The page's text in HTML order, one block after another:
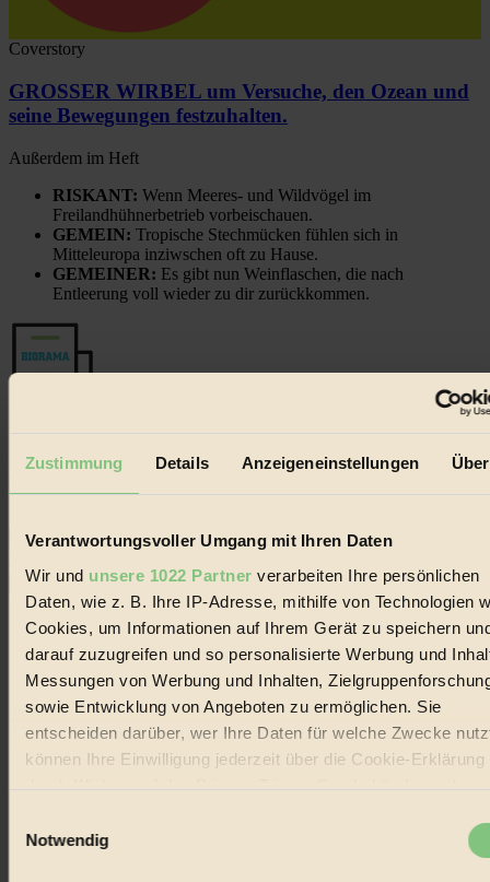
Zustimmung Details Anzeigeneinstellungen
Verantwortungsvoller Umgang mit Ihren Daten
Wir und unsere 1022 Partner verarbeiten Ihre persönlichen
Daten, wie z. B. Ihre IP-Adresse, mithilfe von Technologien
Cookies, um Informationen auf Ihrem Gerät zu speichern
darauf zuzugreifen und so personalisierte Werbung und
Messungen von Werbung und Inhalten,
sowie Entwicklung von Angeboten zu ermöglichen. Sie
entscheiden darüber, wer Ihre Daten für welche Zwecke
können Ihre Einwilligung jederzeit über die Cookie-Erklärung
durch Klicken auf das Privacy Trigger Symbol ändern oder
Notwendig
Coverstory
GROSSER WIRBEL um Versuche, den Ozean und
seine Bewegungen festzuhalten.
Außerdem im Heft
RISKANT: Wenn Meeres- und Wildvögel im
Freilandhühnerbetrieb vorbeischauen.
GEMEIN: Tropische Stechmücken fühlen sich in
Mitteleuropa inziwschen oft zu Hause.
GEMEINER: Es gibt nun Weinflaschen, die nach
Entleerung voll wieder zu dir zurückkommen.
Erhalte in regelmäßigen Abständen die aktuellsten Artikel,
BIORAMA-Magazin per E-Mail.
© 2026 Biorama GmbH
Impressum & Disclaimer
Mediadaten
Biorama steht für einen nachhaltigen Lebensstil und bewussten
Lebenswandel. Es ist eine moderne Plattform für Ideen, Menschen